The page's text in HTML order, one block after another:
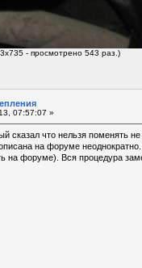
- просмотрено 543 раз.)
07:57:07 »
сказал что нельзя поменять
на форуме
на форуме). Вся процедура